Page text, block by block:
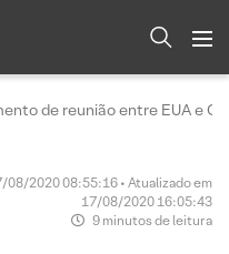
de reunião entre EUA e
08/2020 08:55:16 • Atualizado em
17/08/2020 16:05:43
9 minutos de leitura